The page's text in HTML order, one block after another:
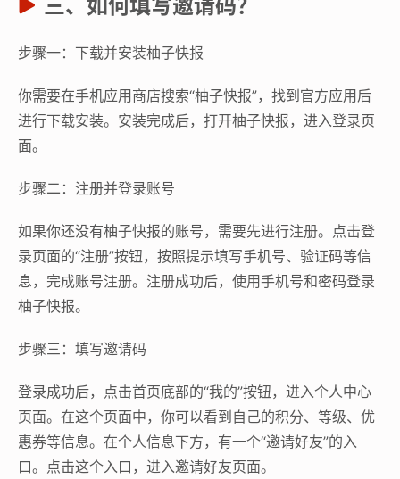
三、如何填写邀请码？
步骤一：下载并安装柚子快报
你需要在手机应用商店搜索“柚子快报”，找到官方应用后
进行下载安装。安装完成后，打开柚子快报，进入登录页
面。
步骤二：注册并登录账号
如果你还没有柚子快报的账号，需要先进行注册。点击登
录页面的“注册”按钮，按照提示填写手机号、验证码等信
息，完成账号注册。注册成功后，使用手机号和密码登录
柚子快报。
步骤三：填写邀请码
登录成功后，点击首页底部的“我的”按钮，进入个人中心
页面。在这个页面中，你可以看到自己的积分、等级、优
惠券等信息。在个人信息下方，有一个“邀请好友”的入
口。点击这个入口，进入邀请好友页面。